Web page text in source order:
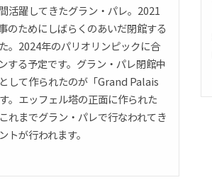
活躍してきたグラン・パレ。2021
のためにしばらくのあいだ閉館する
。2024年のパリオリンピックに合
する予定です。グラン・パレ閉館中
して作られたのが「Grand Palais
。エッフェル塔の正面に作られた
れまでグラン・パレで行なわれてき
トが行われます。